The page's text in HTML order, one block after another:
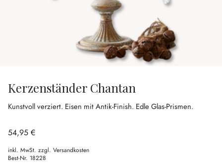
Kerzenständer Chantan
Kunstvoll verziert. Eisen mit Antik-Finish. Edle Glas-Prismen.
54,95 €
inkl. MwSt. zzgl. Versandkosten
Best-Nr. 18228